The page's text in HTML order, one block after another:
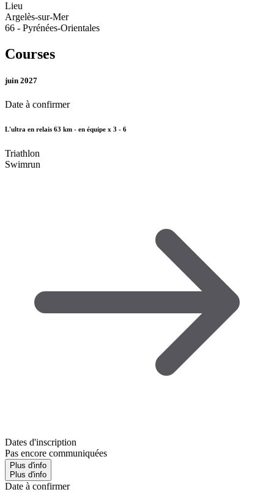
Lieu
Argelès-sur-Mer
66 - Pyrénées-Orientales
Courses
juin 2027
Date à confirmer
L'ultra en relais 63 km - en équipe x 3 - 6
Triathlon
Swimrun
Dates d'inscription
Pas encore communiquées
Plus d'info
Plus d'info
Date à confirmer